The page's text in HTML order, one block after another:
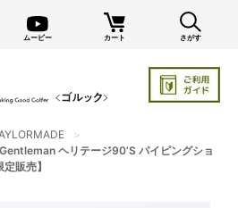
ムービー カート さがす
ヘリテージ90’S パイピングショ
販売】